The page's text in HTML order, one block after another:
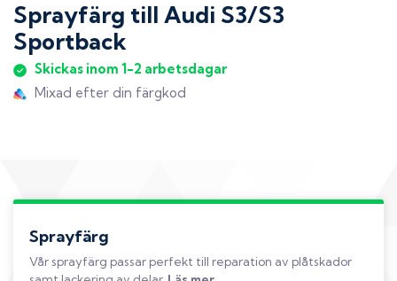
Sprayfärg till Audi S3/S3
Sportback
Skickas inom 1-2 arbetsdagar
Mixad efter din färgkod
Sprayfärg
Vår sprayfärg passar perfekt till reparation av plåtskador